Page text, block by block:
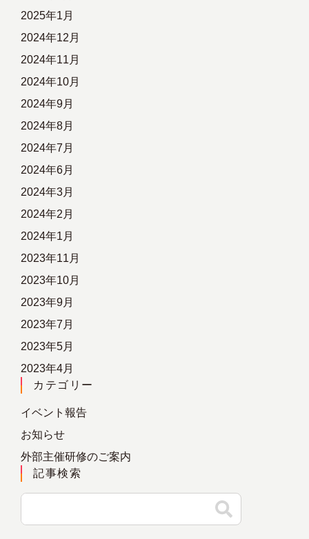
2025年1月
2024年12月
2024年11月
2024年10月
2024年9月
2024年8月
2024年7月
2024年6月
2024年3月
2024年2月
2024年1月
2023年11月
2023年10月
2023年9月
2023年7月
2023年5月
2023年4月
カテゴリー
イベント報告
お知らせ
外部主催研修のご案内
記事検索